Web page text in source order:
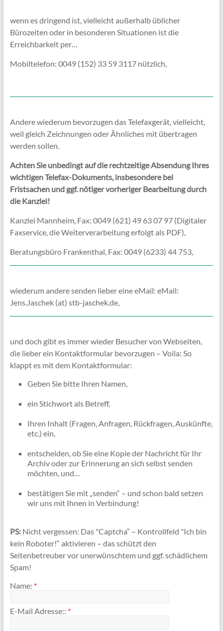
wenn es dringend ist, vielleicht außerhalb üblicher
Bürozeiten oder in besonderen Situationen ist die
Erreichbarkeit per…
Mobiltelefon: 0049 (152) 33 59 3117 nützlich,
Andere wiederum bevorzugen das Telefaxgerät, vielleicht,
weil gleich Zeichnungen oder Ähnliches mit übertragen
werden sollen.
Achten Sie unbedingt auf die rechtzeitige Absendung Ihres
wichtigen Telefax-Dokuments, insbesondere bei
Fristsachen und ggf. nötiger vorheriger Bearbeitung durch
die Kanzlei!
Kanzlei Mannheim, Fax: 0049 (621) 49 63 07 97 (Digitaler
Faxservice, die Weiterverarbeitung erfolgt als PDF),
Beratungsbüro Frankenthal, Fax: 0049 (6233) 44 753,
wiederum andere senden lieber eine eMail: eMail:
Jens.Jaschek (at) stb-jaschek.de,
und doch gibt es immer wieder Besucher von Webseiten,
die lieber ein Kontaktformular bevorzugen – Voila: So
klappt es mit dem Kontaktformular:
Geben Sie bitte Ihren Namen,
ein Stichwort als Betreff,
Ihren Inhalt (Fragen, Anfragen, Rückfragen, Auskünfte,
etc.) ein,
entscheiden, ob Sie eine Kopie der Nachricht für Ihr
Archiv oder zur Erinnerung an sich selbst senden
möchten, und…
bestätigen Sie mit „senden“ – und schon bald setzen
wir uns mit Ihnen in Verbindung!
PS:Nicht vergessen: Das "Captcha“ – Kontrollfeld "Ich bin
kein Roboter!“ aktivieren – das schützt den
Seitenbetreuber vor unerwünschtem und ggf. schädlichem
Spam!
Name: *
E-Mail Adresse:: *